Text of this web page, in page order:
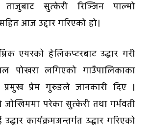
ताजुबाट सुत्केरी रिञ्जिन पाल्मो
आज उद्दार गरिएको हो।
एयरको हेलिकप्टरबाट उद्धार गरी
पोखरा लगिएको गाउँपालिकाका
प्रमुख प्रेम गुरुङले जानकारी दिए ।
जोखिममा परेका सुत्केरी तथा गर्भवती
कार्यक्रमअन्तर्गत उद्धार गरिएको